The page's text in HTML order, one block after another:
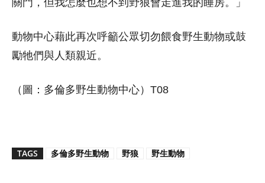
關門，但我怎麼也想不到野狼會走進我的睡房。」
動物中心藉此再次呼籲公眾切勿餵食野生動物或鼓
勵牠們與人類親近。
（圖：多倫多野生動物中心）T08
TAGS 多倫多野生動物 野狼 野生動物